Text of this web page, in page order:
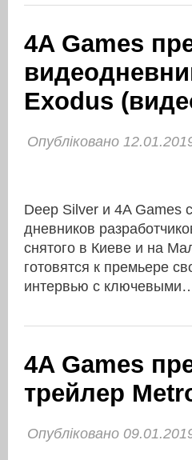
4A Games
Exodus
Опубліковано
Deep Silver и 4A Games
дневников
снятого в Киеве и на
готовятся к премьере
интервью с
4A Games
трейлер
Опубліковано